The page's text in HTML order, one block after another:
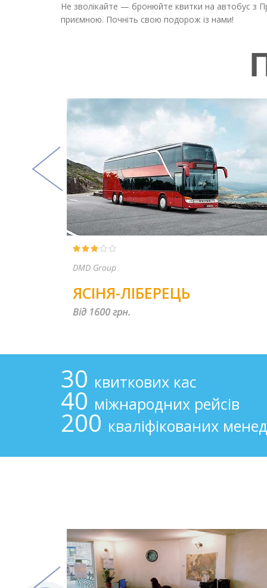
Не зволікайте — бронюйте квитки на автобус з
приємною. Почніть свою подорож із нами!
30 квиткових кас
40міжнародних рейсів
200 кваліфікованих